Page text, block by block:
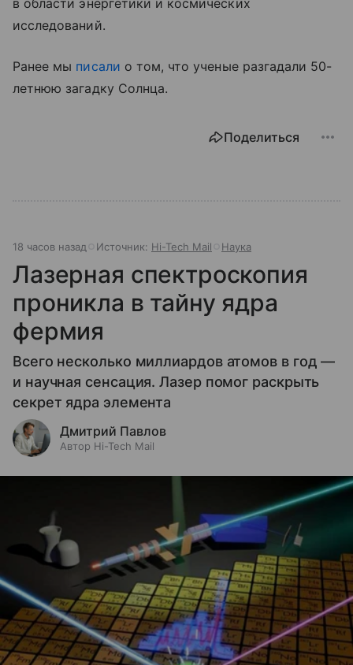
в области энергетики и космических
исследований.
Ранее мы писали о том, что ученые разгадали 50-
летнюю загадку Солнца.
Поделиться
18 часов назад Источник: Hi-Tech Mail Наука
Лазерная спектроскопия
проникла в тайну ядра
фермия
Всего несколько миллиардов атомов в год —
и научная сенсация. Лазер помог раскрыть
секрет ядра элемента
Дмитрий Павлов
Автор Hi-Tech Mail